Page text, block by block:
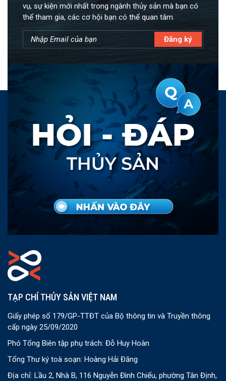
vụ, sự kiện mới nhất trong ngành thủy sản mà bạn có
thể tham gia, các cơ hội bạn có thể quan tâm.
TẠP CHÍ THỦY SẢN VIỆT NAM
Giấy phép số 179/GP-TTĐT của Bộ thông tin và Truyền thông
cấp ngày 25/09/2020
Phó Tổng Biên tập phụ trách: Đỗ Huy Hoàn
Tổng Thư ký toà soạn: Hoàng Hải Đăng
Địa chỉ: Lầu 2, Nhà B, 116 Nguyễn Đình Chiểu, phường Tân Định,